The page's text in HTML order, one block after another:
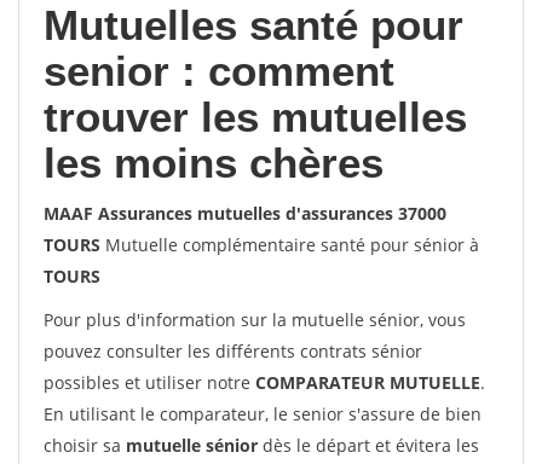
Mutuelles santé pour
senior : comment
trouver les mutuelles
les moins chères
MAAF Assurances mutuelles d'assurances 37000
TOURS Mutuelle complémentaire santé pour sénior à
TOURS
Pour plus d'information sur la mutuelle sénior, vous
pouvez consulter les différents contrats sénior
possibles et utiliser notre COMPARATEUR MUTUELLE.
En utilisant le comparateur, le senior s'assure de bien
choisir sa mutuelle sénior dès le départ et évitera les